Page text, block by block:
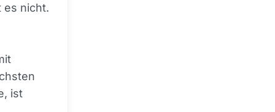
es nicht.
ist